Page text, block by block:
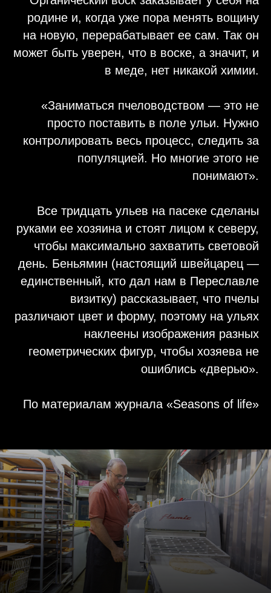
родине и, когда уже пора менять вощину
на новую, перерабатывает ее сам. Так он
может быть уверен, что в воске, а значит, и
в меде, нет никакой химии.
«Заниматься пчеловодством — это не
просто поставить в поле ульи. Нужно
контролировать весь процесс, следить за
популяцией. Но многие этого не
понимают».
Все тридцать ульев на пасеке сделаны
руками ее хозяина и стоят лицом к северу,
чтобы максимально захватить световой
день. Беньямин (настоящий швейцарец —
единственный, кто дал нам в Переславле
визитку) рассказывает, что пчелы
различают цвет и форму, поэтому на ульях
наклеены изображения разных
геометрических фигур, чтобы хозяева не
ошиблись «дверью».
По материалам журнала «Seasons of life»